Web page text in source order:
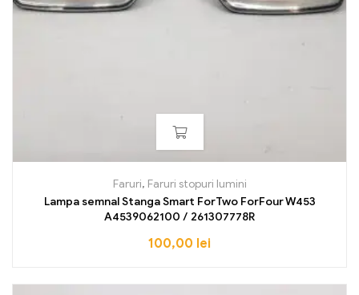
Faruri, Faruri stopuri lumini
Lampa semnal Stanga Smart ForTwo ForFour W453
A4539062100 / 261307778R
100,00 lei